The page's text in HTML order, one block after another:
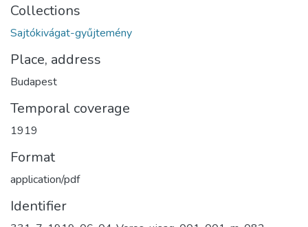
Collections
Sajtókivágat-gyűjtemény
Place, address
Budapest
Temporal coverage
1919
Format
application/pdf
Identifier